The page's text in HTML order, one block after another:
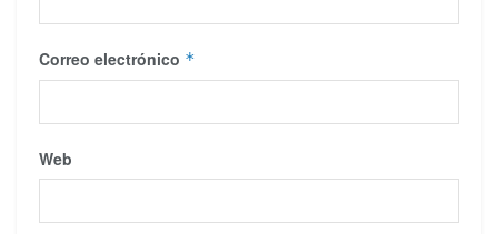
Correo electrónico *
Web